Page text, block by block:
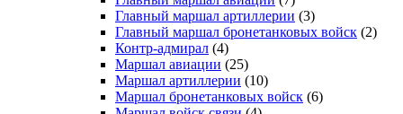
Главный маршал артиллерии (3)
Главный маршал бронетанковых войск (2)
Контр-адмирал (4)
Маршал авиации (25)
Маршал артиллерии (10)
Маршал бронетанковых войск (6)